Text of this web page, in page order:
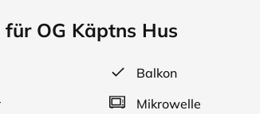
die Ostsee ein beliebtes und
am Strand, Ausflüge auf den Darß
OG Käptns Hus
Balkon
Mikrowelle